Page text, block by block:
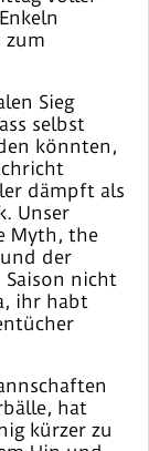
zum
Sieg
selbst
könnten,
dämpft als
Unser
Myth, the
der
nicht
ihr habt
hat
kürzer zu